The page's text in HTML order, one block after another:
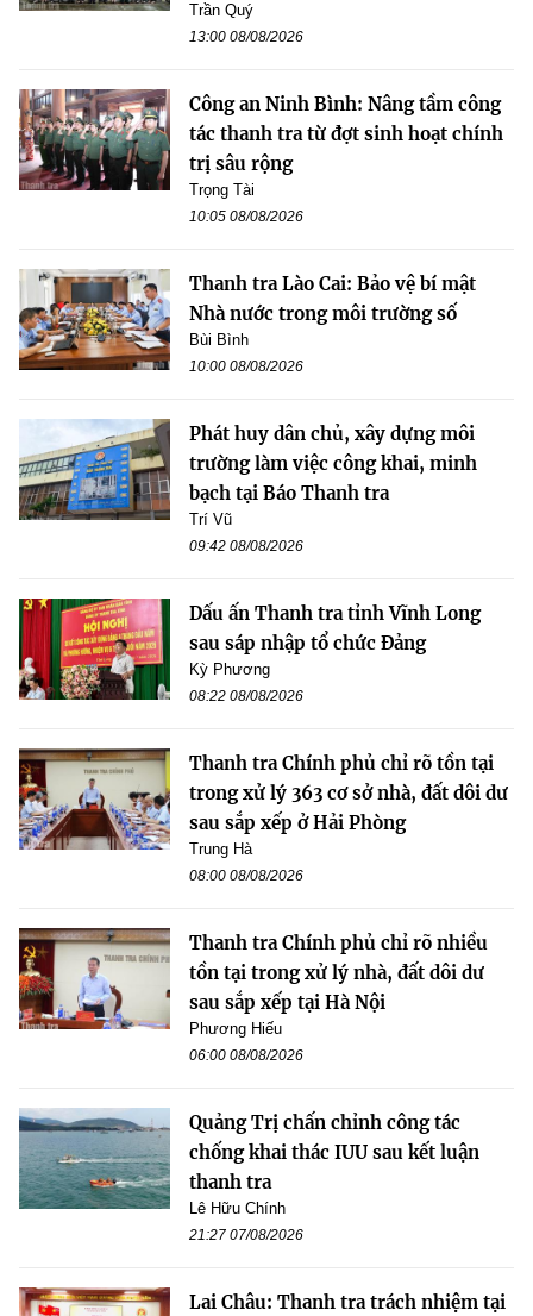
Trần Quý
13:00 08/08/2026
Công an Ninh Bình: Nâng tầm công
tác thanh tra từ đợt sinh hoạt chính
trị sâu rộng
Trọng Tài
10:05 08/08/2026
Thanh tra Lào Cai: Bảo vệ bí mật
Nhà nước trong môi trường số
Bùi Bình
10:00 08/08/2026
Phát huy dân chủ, xây dựng môi
trường làm việc công khai, minh
bạch tại Báo Thanh tra
Trí Vũ
09:42 08/08/2026
Dấu ấn Thanh tra tỉnh Vĩnh Long
sau sáp nhập tổ chức Đảng
Kỳ Phương
08:22 08/08/2026
Thanh tra Chính phủ chỉ rõ tồn tại
trong xử lý 363 cơ sở nhà, đất dôi dư
sau sắp xếp ở Hải Phòng
Trung Hà
08:00 08/08/2026
Thanh tra Chính phủ chỉ rõ nhiều
tồn tại trong xử lý nhà, đất dôi dư
sau sắp xếp tại Hà Nội
Phương Hiếu
06:00 08/08/2026
Quảng Trị chấn chỉnh công tác
chống khai thác IUU sau kết luận
thanh tra
Lê Hữu Chính
21:27 07/08/2026
Lai Châu: Thanh tra trách nhiệm tại